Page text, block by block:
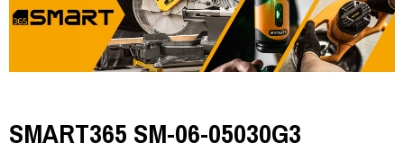
SMART365 SM-06-05030G3